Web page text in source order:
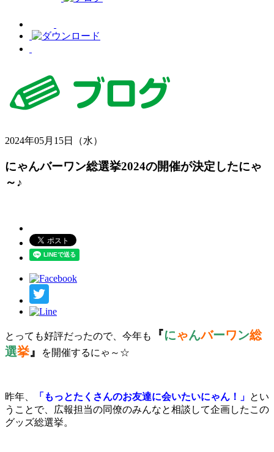
2024年05月15日（水）
にゃんバーワン総選挙2024の開催が決定したにゃ
～♪
とっても好評だったので、今年も 『にゃんバーワン総
選挙』 を開催するにゃ～☆
昨年、 「もっとたくさんのお友達に会いたいにゃん！」 とい
うことで、広報担当の同僚のみんなと相談して企画したこの
グッズ総選挙。